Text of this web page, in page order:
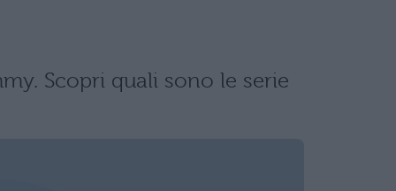
Scopri quali sono le serie